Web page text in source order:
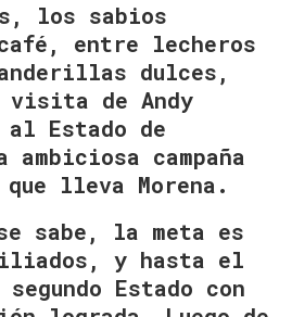
los sabios
entre lecheros
dulces,
visita de Andy
al Estado de
campaña
lleva Morena.
sabe, la meta es
y hasta el
Estado con